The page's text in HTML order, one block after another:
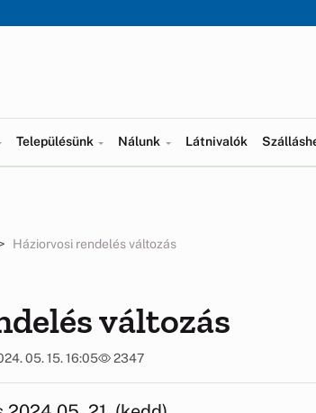
Településünk Nálunk Látnivalók
Háziorvosi rendelés változás
változás
05. 15. 16:05 2347